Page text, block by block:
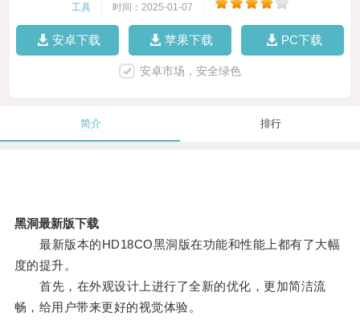
工具 时间：2025-01-07
安卓下载 苹果下载 PC下载
安卓市场，安全绿色
简介 排行
黑洞最新版下载
最新版本的HD18CO黑洞版在功能和性能上都有了大幅
度的提升。
首先，在外观设计上进行了全新的优化，更加简洁流
畅，给用户带来更好的视觉体验。